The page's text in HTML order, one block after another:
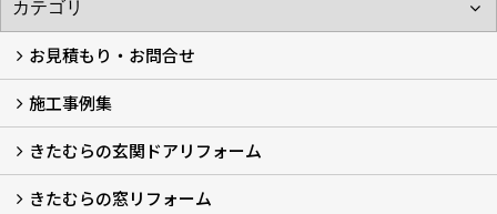
お見積もり・お問合せ
LINEで概算見積もり
チャットで質問
問い合わせフォームから
オンライン相談
電話で相談
無料現地調査をご希望の方
施工事例集
玄関ドアリフォーム
玄関引戸リフォーム
勝手口ドアリフォーム
窓リフォーム
きたむらの玄関ドアリフォーム
玄関ドアリフォームについて
リシェントについて (23)
・玄関ドアバリエーション (52)
・玄関引戸バリエーション (44)
・勝手口ドアバリエーション (11)
安心の自社施工
無料点検
保証について
価格について
概算見積について (2)
きたむらの窓リフォーム